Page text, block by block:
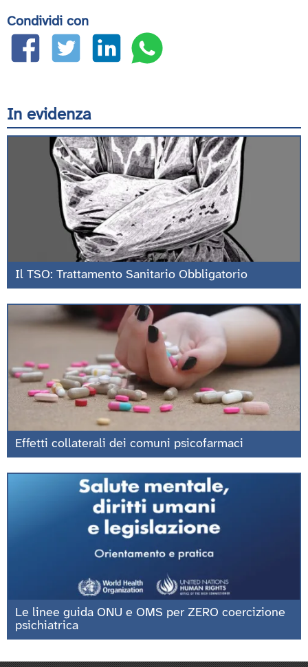
Condividi con
In evidenza
Il TSO: Trattamento Sanitario Obbligatorio
Effetti collaterali dei comuni psicofarmaci
Le linee guida ONU e OMS per ZERO coercizione
psichiatrica